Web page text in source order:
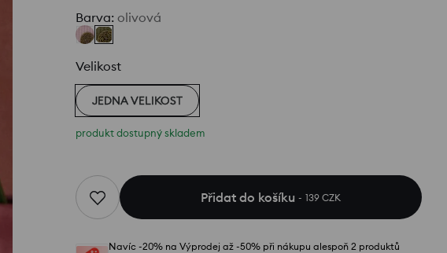
Barva: olivová
Velikost
JEDNA VELIKOST
produkt dostupný skladem
Přidat do košíku 139 CZK
Navíc -20% na Výprodej až -50% při nákupu alespoň 2 produktů